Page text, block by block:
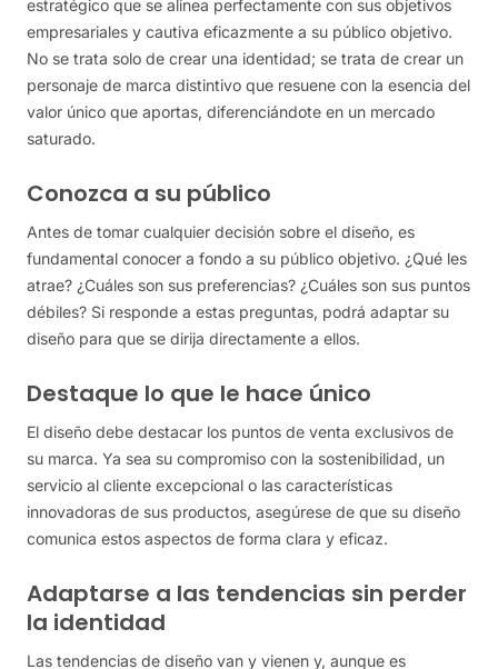
estratégico que se alinea perfectamente con sus objetivos
empresariales y cautiva eficazmente a su público objetivo.
No se trata solo de crear una identidad; se trata de crear un
personaje de marca distintivo que resuene con la esencia del
valor único que aportas, diferenciándote en un mercado
saturado.
Conozca a su público
Antes de tomar cualquier decisión sobre el diseño, es
fundamental conocer a fondo a su público objetivo. ¿Qué les
atrae? ¿Cuáles son sus preferencias? ¿Cuáles son sus puntos
débiles? Si responde a estas preguntas, podrá adaptar su
diseño para que se dirija directamente a ellos.
Destaque lo que le hace único
El diseño debe destacar los puntos de venta exclusivos de
su marca. Ya sea su compromiso con la sostenibilidad, un
servicio al cliente excepcional o las características
innovadoras de sus productos, asegúrese de que su diseño
comunica estos aspectos de forma clara y eficaz.
Adaptarse a las tendencias sin perder
la identidad
Las tendencias de diseño van y vienen y, aunque es